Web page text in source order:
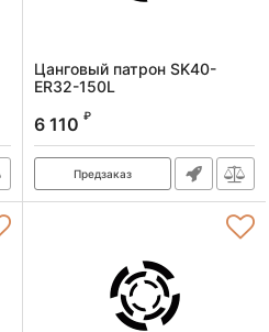
Цанговый патрон SK40-
ER32-150L
Артикул:
6 110 ₽
Предзаказ